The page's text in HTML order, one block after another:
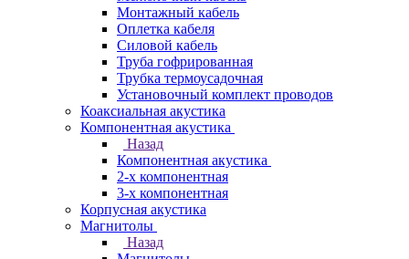
Монтажный кабель
Оплетка кабеля
Силовой кабель
Труба гофрированная
Трубка термоусадочная
Установочный комплект проводов
Коаксиальная акустика
Компонентная акустика
Назад
Компонентная акустика
2-х компонентная
3-х компонентная
Корпусная акустика
Магнитолы
Назад